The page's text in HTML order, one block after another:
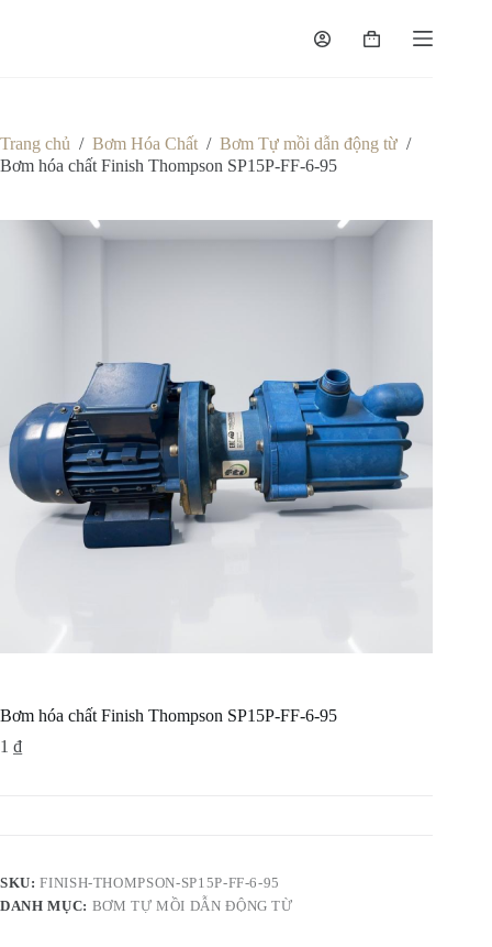
Giỏ
Trang chủ / Bơm Hóa Chất / Bơm Tự mồi dẫn động từ /
Bơm hóa chất Finish Thompson SP15P-FF-6-95
Bơm hóa chất Finish Thompson SP15P-FF-6-95
1 ₫
SKU:FINISH-THOMPSON-SP15P-FF-6-95
DANH MỤC: BƠM TỰ MỒI DẪN ĐỘNG TỪ